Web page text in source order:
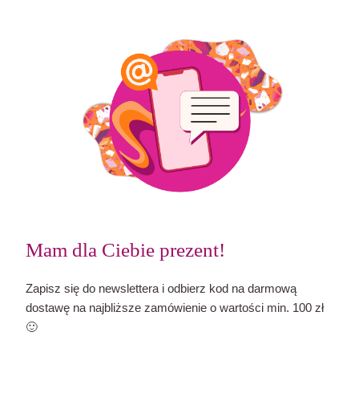
Mam dla Ciebie prezent!
Zapisz się do newslettera i odbierz kod na darmową
dostawę na najbliższe zamówienie o wartości min. 100 zł
🙂